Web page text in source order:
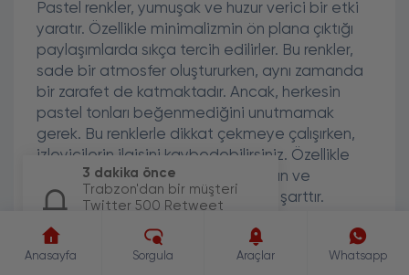
Pastel renkler, yumuşak ve huzur verici bir etki
yaratır. Özellikle minimalizmin ön plana çıktığı
paylaşımlarda sıkça tercih edilirler. Bu renkler,
sade bir atmosfer oluştururken, aynı zamanda
bir zarafet de katmaktadır. Ancak, herkesin
pastel tonları beğenmediğini unutmamak
gerek. Bu renklerle dikkat çekmeye çalışırken,
izleyicilerin ilgisini kaybedebilirsiniz. Özellikle
pastel tonlarını kullanırken, arka plan ve
nesnelerin uyumuna dikkat etmek şarttır.
Canlı ve Dinamik Renkler
Canlı renkler, enerjiyi ve neşeyi simgeler. Bu tür
Anasayfa Sorgula Araçlar Whatsapp
3 dakika önce
Trabzon'dan bir müşteri
Twitter 500 Retweet
oluşturdu.